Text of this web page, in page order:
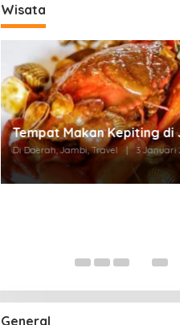
Wisata
Tempat Makan di Thehok
Di Daerah, Jambi, Travel | 3 Januari
General